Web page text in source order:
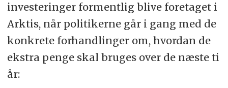
investeringer formentlig blive foretaget i
Arktis, når politikerne går i gang med de
konkrete forhandlinger om, hvordan de
ekstra penge skal bruges over de næste ti
år: